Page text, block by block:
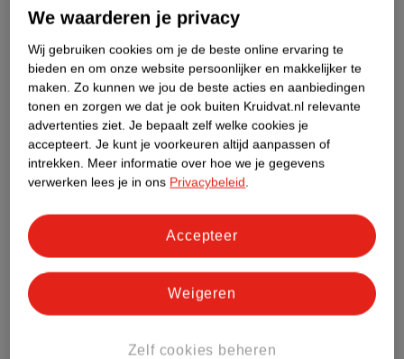
Productinformatie
Etiketinformatie
Nature Impact Score
Dit product heeft (nog) geen Nature
Impact Score.
Bestel & Bezorginformatie
We waarderen je privacy
Wij gebruiken cookies om je de beste online ervaring te
bieden en om onze website persoonlijker en makkelijker te
maken. Zo kunnen we jou de beste acties en aanbiedingen
tonen en zorgen we dat je ook buiten Kruidvat.nl relevante
advertenties ziet. Je bepaalt zelf welke cookies je
accepteert. Je kunt je voorkeuren altijd aanpassen of
intrekken. Meer informatie over hoe we je gegevens
verwerken lees je in ons Privacybeleid.
Zelf cookies beheren
Weigeren
Accepteer